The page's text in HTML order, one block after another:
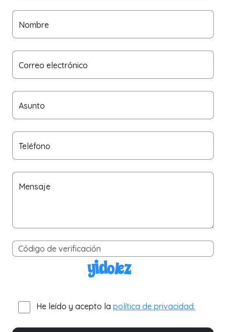
Nombre
Correo electrónico
Asunto
Teléfono
Mensaje
He leído y acepto la política de privacidad.